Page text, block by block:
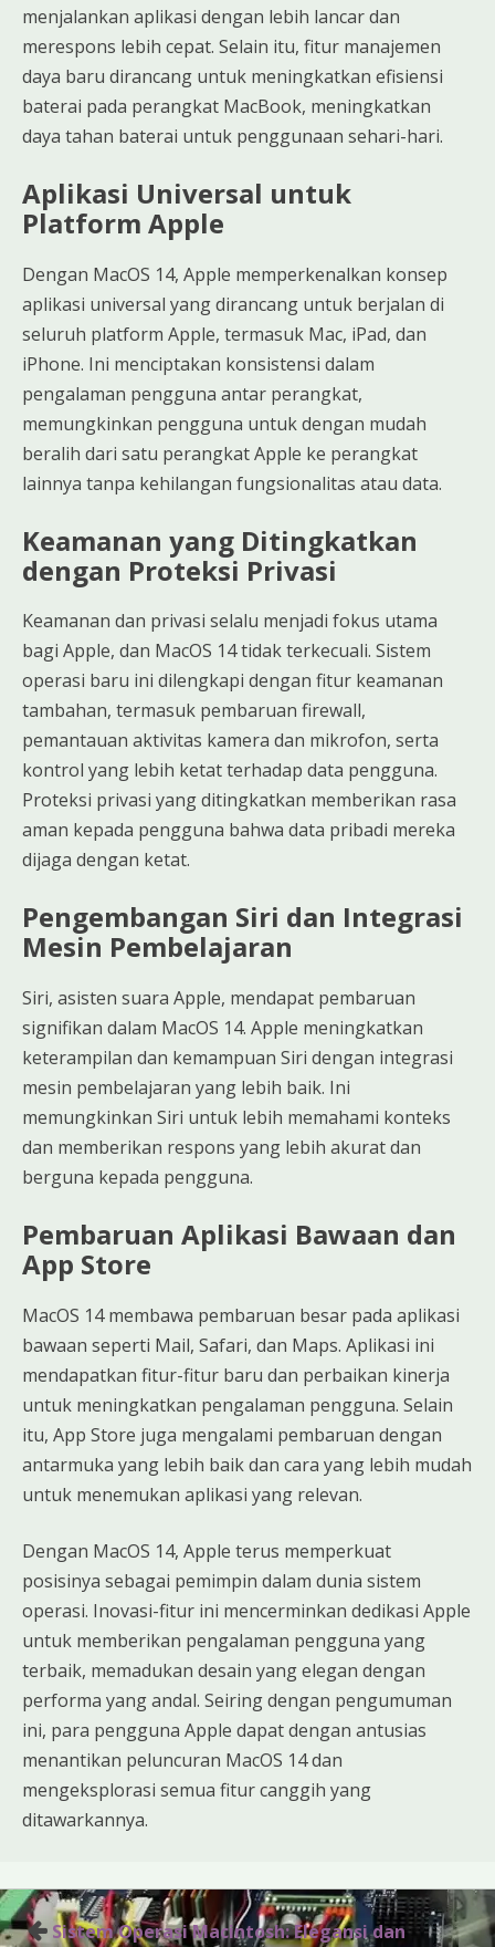
menjalankan aplikasi dengan lebih lancar dan
merespons lebih cepat. Selain itu, fitur manajemen
daya baru dirancang untuk meningkatkan efisiensi
baterai pada perangkat MacBook, meningkatkan
daya tahan baterai untuk penggunaan sehari-hari.
Aplikasi Universal untuk
Platform Apple
Dengan MacOS 14, Apple memperkenalkan konsep
aplikasi universal yang dirancang untuk berjalan di
seluruh platform Apple, termasuk Mac, iPad, dan
iPhone. Ini menciptakan konsistensi dalam
pengalaman pengguna antar perangkat,
memungkinkan pengguna untuk dengan mudah
beralih dari satu perangkat Apple ke perangkat
lainnya tanpa kehilangan fungsionalitas atau data.
Keamanan yang Ditingkatkan
dengan Proteksi Privasi
Keamanan dan privasi selalu menjadi fokus utama
bagi Apple, dan MacOS 14 tidak terkecuali. Sistem
operasi baru ini dilengkapi dengan fitur keamanan
tambahan, termasuk pembaruan firewall,
pemantauan aktivitas kamera dan mikrofon, serta
kontrol yang lebih ketat terhadap data pengguna.
Proteksi privasi yang ditingkatkan memberikan rasa
aman kepada pengguna bahwa data pribadi mereka
dijaga dengan ketat.
Pengembangan Siri dan Integrasi
Mesin Pembelajaran
Siri, asisten suara Apple, mendapat pembaruan
signifikan dalam MacOS 14. Apple meningkatkan
keterampilan dan kemampuan Siri dengan integrasi
mesin pembelajaran yang lebih baik. Ini
memungkinkan Siri untuk lebih memahami konteks
dan memberikan respons yang lebih akurat dan
berguna kepada pengguna.
Pembaruan Aplikasi Bawaan dan
App Store
MacOS 14 membawa pembaruan besar pada aplikasi
bawaan seperti Mail, Safari, dan Maps. Aplikasi ini
mendapatkan fitur-fitur baru dan perbaikan kinerja
untuk meningkatkan pengalaman pengguna. Selain
itu, App Store juga mengalami pembaruan dengan
antarmuka yang lebih baik dan cara yang lebih mudah
untuk menemukan aplikasi yang relevan.
Dengan MacOS 14, Apple terus memperkuat
posisinya sebagai pemimpin dalam dunia sistem
operasi. Inovasi-fitur ini mencerminkan dedikasi Apple
untuk memberikan pengalaman pengguna yang
terbaik, memadukan desain yang elegan dengan
performa yang andal. Seiring dengan pengumuman
ini, para pengguna Apple dapat dengan antusias
menantikan peluncuran MacOS 14 dan
mengeksplorasi semua fitur canggih yang
ditawarkannya.
PostSistem Operasi Macintosh: Elegansi dan